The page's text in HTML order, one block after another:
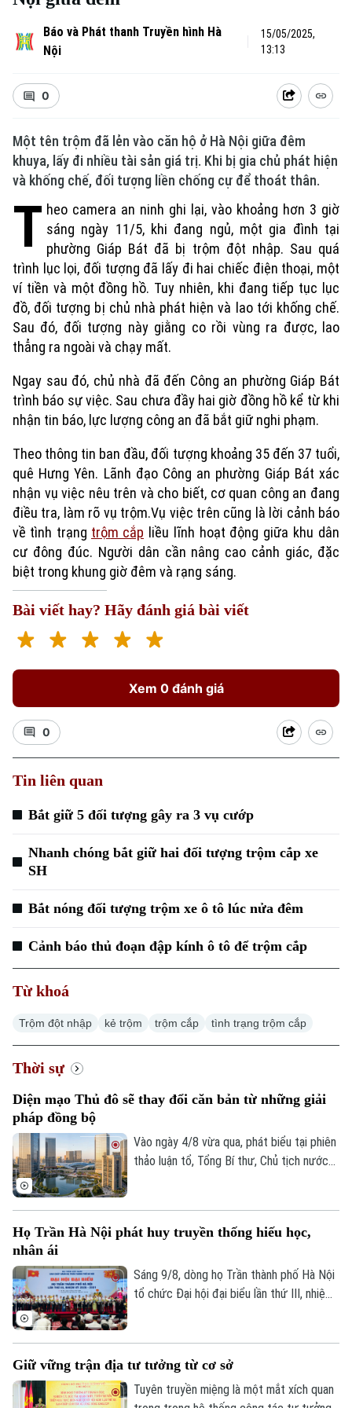
Xu hướng
Chuyên mục
Thời sự
Báo và Phát thanh Truyền hình Hà
Nội
15/05/2025,
13:13
0
Một tên trộm đã lẻn vào căn hộ ở Hà Nội giữa đêm
khuya, lấy đi nhiều tài sản giá trị. Khi bị gia chủ phát hiện
và khống chế, đối tượng liền chống cự để thoát thân.
T heo camera an ninh ghi lại, vào khoảng hơn 3 giờ
sáng ngày 11/5, khi đang ngủ, một gia đình tại
phường Giáp Bát đã bị trộm đột nhập. Sau quá
trình lục lọi, đối tượng đã lấy đi hai chiếc điện thoại, một
ví tiền và một đồng hồ. Tuy nhiên, khi đang tiếp tục lục
đồ, đối tượng bị chủ nhà phát hiện và lao tới khống chế.
Sau đó, đối tượng này giằng co rồi vùng ra được, lao
thẳng ra ngoài và chạy mất.
Ngay sau đó, chủ nhà đã đến Công an phường Giáp Bát
trình báo sự việc. Sau chưa đầy hai giờ đồng hồ kể từ khi
nhận tin báo, lực lượng công an đã bắt giữ nghi phạm.
Theo thông tin ban đầu, đối tượng khoảng 35 đến 37 tuổi,
quê Hưng Yên. Lãnh đạo Công an phường Giáp Bát xác
nhận vụ việc nêu trên và cho biết, cơ quan công an đang
điều tra, làm rõ vụ trộm.Vụ việc trên cũng là lời cảnh báo
về tình trạng trộm cắp liều lĩnh hoạt động giữa khu dân
cư đông đúc. Người dân cần nâng cao cảnh giác, đặc
biệt trong khung giờ đêm và rạng sáng.
Bài viết hay? Hãy đánh giá bài viết
Xem 0 đánh giá
0
Tin liên quan
Bắt giữ 5 đối tượng gây ra 3 vụ cướp
Nhanh chóng bắt giữ hai đối tượng trộm cắp xe
SH
Bắt nóng đối tượng trộm xe ô tô lúc nửa đêm
Cảnh báo thủ đoạn đập kính ô tô để trộm cắp
Từ khoá
Trộm đột nhập kẻ trộm trộm cắp tình trạng trộm cắp
Thời sự
Diện mạo Thủ đô sẽ thay đổi căn bản từ những giải
pháp đồng bộ
Vào ngày 4/8 vừa qua, phát biểu tại phiên
thảo luận tổ, Tổng Bí thư, Chủ tịch nước
Hà Nội sẽ thay đổi rất căn bản khi những
tầm nhìn 100 năm từng bước được hiện
thực hóa.
Họ Trần Hà Nội phát huy truyền thống hiếu học,
nhân ái
Sáng 9/8, dòng họ Trần thành phố Hà Nội
tổ chức Đại hội đại biểu lần thứ III, nhiệm
huy truyền thống hiếu học, nghĩa tình dòng
tộc để cùng chung sức xây dựng Thủ đô
Giữ vững trận địa tư tưởng từ cơ sở
Tuyên truyền miệng là một mắt xích quan